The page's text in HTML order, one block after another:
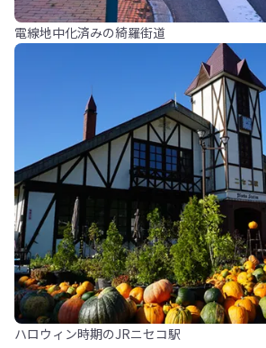
電線地中化済みの綺羅街道
ハロウィン時期のJRニセコ駅